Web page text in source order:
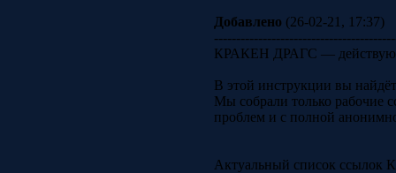
Добавлено (26-02-21, 17:37)
КРАКЕН ДРАГС —
В этой инструкции вы
Мы собрали только рабочие
проблем и с полной
Актуальный список